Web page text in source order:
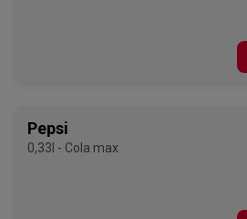
Pepsi
0,33l - Cola max